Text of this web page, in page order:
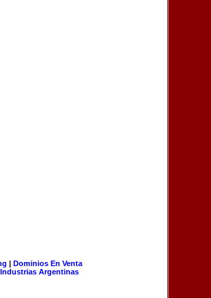
| Dominios En Venta
Industrias Argentinas